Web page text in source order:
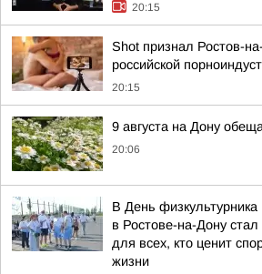
20:15
Shot признал Ростов-
российской
20:15
9 августа на Дону
20:06
В День
в Ростове-на-Дону
для всех, кто ценит
жизни